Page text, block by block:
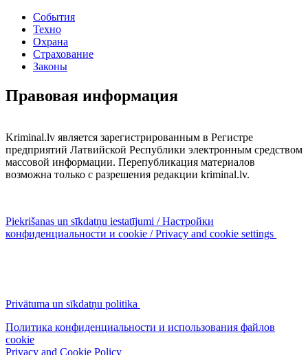
События
Техно
Охрана
Страхование
Законы
Правовая информация
Kriminal.lv является зарегистрированным в Регистре
предприятий Латвийской Республики электронным средством
массовой информации. Перепубликация материалов
возможна только с разрешения редакции kriminal.lv.
Piekrišanas un sīkdatņu iestatījumi / Настройки
конфиденциальности и cookie / Privacy and cookie settings
Privātuma un sīkdatņu politika
Политика конфиденциальности и использования файлов
cookie
Privacy and Cookie Policy